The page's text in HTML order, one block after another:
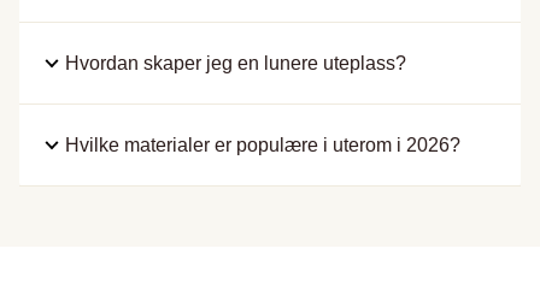
Hvordan skaper jeg en lunere uteplass?
Hvilke materialer er populære i uterom i 2026?